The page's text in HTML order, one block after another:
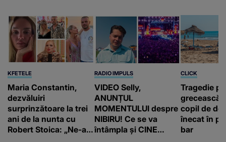
KFETELE
Maria Constantin,
dezvăluiri
surprinzătoare la trei
ani de la nunta cu
Robert Stoica: „Ne-a
RADIO IMPULS
VIDEO Selly,
ANUNȚUL
MOMENTULUI despre
NIBIRU! Ce se va
întâmpla și CINE
CLICK
Tragedie
grecească
copil de
înecat în
bar